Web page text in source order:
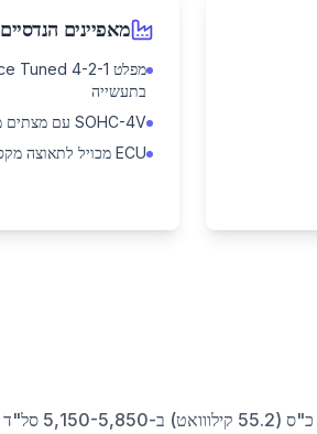
מאפיינים הנדסיים
בתעשייה
SOHC-4V עם מצתים מרכזיים
ECU מכויל לתאוצה מקסימלית